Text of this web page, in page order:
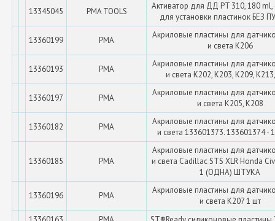
13345045 PMA TOOLS
Активатор для ДД PT 310, 180 ml,
для установки пластинок БЕЗ
13360199 PMA
Акриловые пластины для
и света K206
13360193 PMA
Акриловые пластины для
и света K202, K203, K209,
13360197 PMA
Акриловые пластины для
и света K205, K208
13360182 PMA
Акриловые пластины для
и света 133601373. 133601374
13360185 PMA
Акриловые пластины для
и света Cadillac STS XLR Honda
1 (ОДНА) ШТУКА
13360196 PMA
Акриловые пластины для
и света K207 1 шт